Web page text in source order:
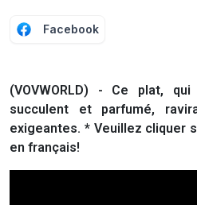
Facebook
(VOVWORLD) - Ce plat,
succulent et parfumé,
exigeantes. * Veuillez cliquer
en français!